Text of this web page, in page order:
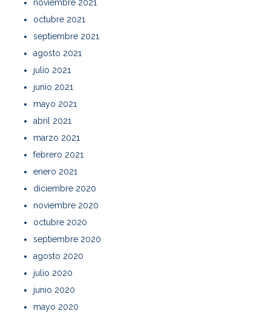
noviembre 2021
octubre 2021
septiembre 2021
agosto 2021
julio 2021
junio 2021
mayo 2021
abril 2021
marzo 2021
febrero 2021
enero 2021
diciembre 2020
noviembre 2020
octubre 2020
septiembre 2020
agosto 2020
julio 2020
junio 2020
mayo 2020